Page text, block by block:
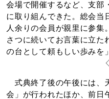
会場で開催するなど、支部
に取り組んできた。総会当
人余りの会員が親里に参集
さつに続いてお言葉に立た
の台として頼もしい歩みを
式典終了後の午後には、
会」が行われたほか、前日